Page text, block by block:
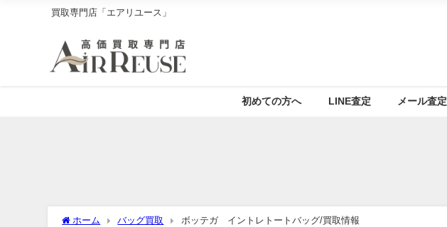
買取専門店「エアリユース」
初めての方へ LINE査定 メール査定
ホーム バッグ買取 ボッテガ イントレトートバッグ/買取情報